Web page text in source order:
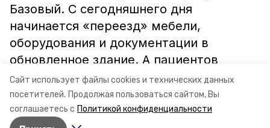
Сайт использует файлы cookies и технических данных
посетителей. Продолжая пользоваться сайтом, Вы
соглашаетесь с Политикой конфиденциальности
Базовый. С сегодняшнего дня
начинается «переезд» мебели,
оборудования и документации в
обновленное здание. А пациентов
станут принимать уже со следующей
недели.